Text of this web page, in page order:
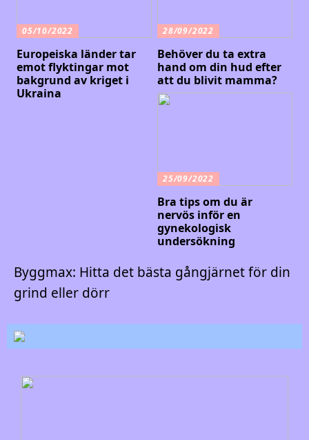
05/10/2022
Europeiska länder tar
emot flyktingar mot
bakgrund av kriget i
Ukraina
28/09/2022
Behöver du ta extra
hand om din hud efter
att du blivit mamma?
25/09/2022
Bra tips om du är
nervös inför en
gynekologisk
undersökning
Byggmax: Hitta det bästa gångjärnet för din
grind eller dörr